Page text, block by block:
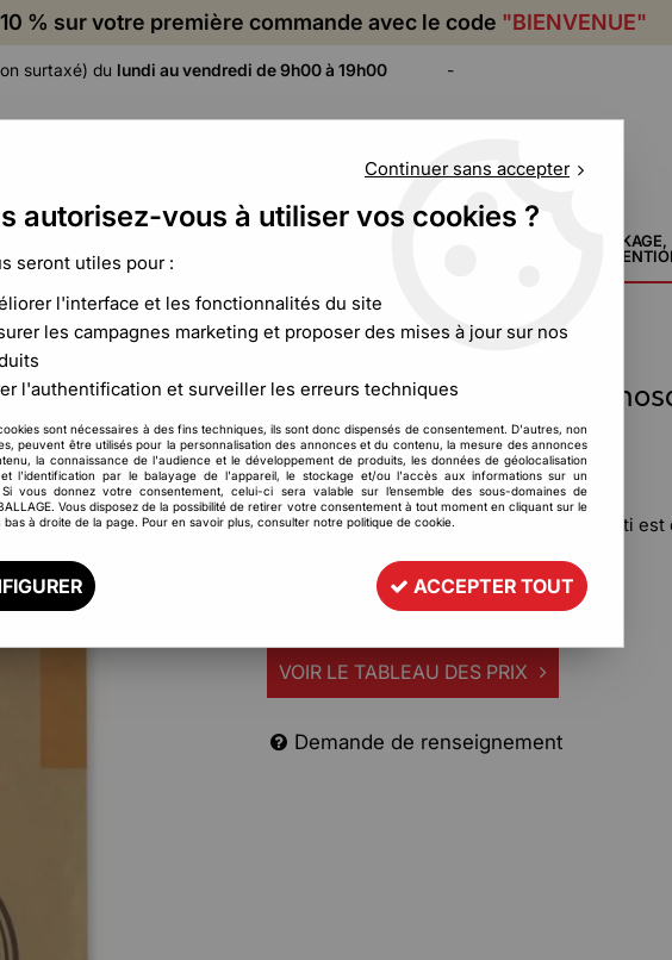
% sur votre première commande avec le code "BIENVENUE"
surtaxé) du lundi au vendredi de 9h00 à 19h00 -
PROTECTION
ADHÉSIF,
STOCKAGE,
poulet rôti thermoscellable
Sac pour poulet rôti
À partir de 47,93 €HT
Réf. : CCB00369
Le sac kraft thermoscellable pour poulet rôti
VOIR LE TABLEAU DES PRIX
Demande de renseignement
Continuer sans accepter
autorisez-vous à utiliser vos cookies ?
seront utiles pour :
l'interface et les fonctionnalités du site
les campagnes marketing et proposer des mises à jour sur nos
l'authentification et surveiller les erreurs techniques
sont nécessaires à des fins techniques, ils sont donc dispensés de consentement. D'autres, non
peuvent être utilisés pour la personnalisation des annonces et du contenu, la mesure des annonces
la connaissance de l'audience et le développement de produits, les données de géolocalisation
l'identification par le balayage de l'appareil, le stockage et/ou l'accès aux informations sur un
vous donnez votre consentement, celui-ci sera valable sur l’ensemble des sous-domaines de
Vous disposez de la possibilité de retirer votre consentement à tout moment en cliquant sur le
bas à droite de la page. Pour en savoir plus, consulter notre politique de cookie.
ACCEPTER TOUT